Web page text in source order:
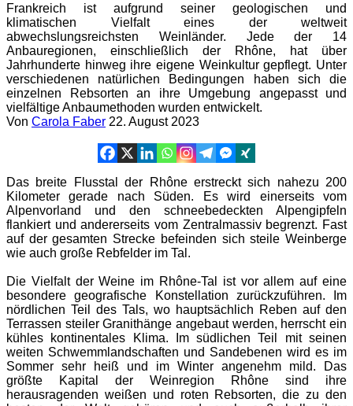
Frankreich ist aufgrund seiner geologischen und
klimatischen Vielfalt eines der weltweit
abwechslungsreichsten Weinländer. Jede der 14
Anbauregionen, einschließlich der Rhône, hat über
Jahrhunderte hinweg ihre eigene Weinkultur gepflegt. Unter
verschiedenen natürlichen Bedingungen haben sich die
einzelnen Rebsorten an ihre Umgebung angepasst und
vielfältige Anbaumethoden wurden entwickelt.
Von Carola Faber 22. August 2023
Das breite Flusstal der Rhône erstreckt sich nahezu 200
Kilometer gerade nach Süden. Es wird einerseits vom
Alpenvorland und den schneebedeckten Alpengipfeln
flankiert und andererseits vom Zentralmassiv begrenzt. Fast
auf der gesamten Strecke befeinden sich steile Weinberge
wie auch große Rebfelder im Tal.
Die Vielfalt der Weine im Rhône-Tal ist vor allem auf eine
besondere geografische Konstellation zurückzuführen. Im
nördlichen Teil des Tals, wo hauptsächlich Reben auf den
Terrassen steiler Granithänge angebaut werden, herrscht ein
kühles kontinentales Klima. Im südlichen Teil mit seinen
weiten Schwemmlandschaften und Sandebenen wird es im
Sommer sehr heiß und im Winter angenehm mild. Das
größte Kapital der Weinregion Rhône sind ihre
herausragenden weißen und roten Rebsorten, die zu den